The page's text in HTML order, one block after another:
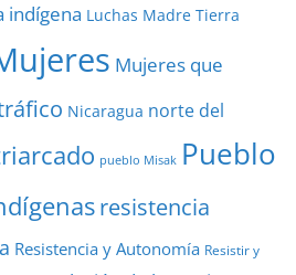
indígena Luchas Madre Tierra
Mujeres que
Nicaragua norte del
pueblo Misak Pueblo
resistencia
Resistencia y Autonomía Resistir y